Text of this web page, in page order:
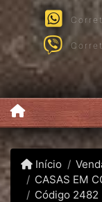
Início
CASAS EM
Código 2482